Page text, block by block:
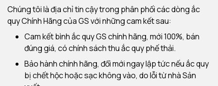
Chúng tôi là địa chỉ tin cậy trong phân phối các dòng ắc
quy Chính Hãng của GS với những cam kết sau:
Cam kết bình ắc quy GS chính hãng, mới 100%, bán
đúng giá, có chính sách thu ắc quy phế thải.
Bảo hành chính hãng, đổi mới ngay lập tức nếu ắc quy
bị chết hộc hoặc sạc không vào, do lỗi từ nhà Sản